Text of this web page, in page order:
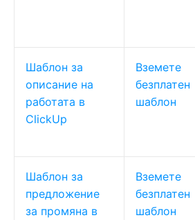
Шаблон за
описание на
работата в
ClickUp
Вземете
безплатен
шаблон
Шаблон за
предложение
за промяна в
Вземете
безплатен
шаблон